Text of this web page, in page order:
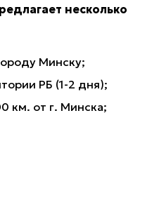
несколько
Минску;
РБ (1-2 дня);
км. от г. Минска;